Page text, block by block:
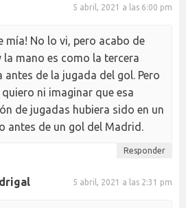
5 abril, 2021 a las 6:00 pm
mía! No lo vi, pero acabo de
la mano es como la tercera
antes de la jugada del gol. Pero
quiero ni imaginar que esa
de jugadas hubiera sido en un
antes de un gol del Madrid.
Responder
5 abril, 2021 a las 2:31 pm